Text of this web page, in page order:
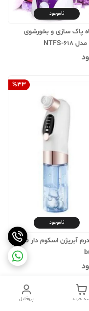
ناموجود
پاک سازی و بخورشوی
%33
ناموجود
میکرودرم آبریژن اسکوم دار micro
پروفایل خرید